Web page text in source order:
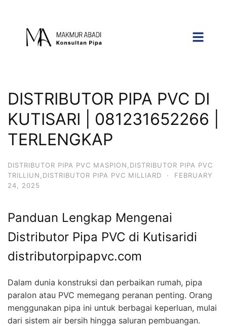
DISTRIBUTOR PIPA PVC DI
KUTISARI | 081231652266 |
TERLENGKAP
DISTRIBUTOR PIPA PVC MASPION,DISTRIBUTOR PIPA PVC
TRILLIUN,DISTRIBUTOR PIPA PVC MILLIARD
·
FEBRUARY
24, 2025
Panduan Lengkap Mengenai
Distributor Pipa PVC di Kutisaridi
distributorpipapvc.com
Dalam dunia konstruksi dan perbaikan rumah, pipa
paralon atau PVC memegang peranan penting. Orang
menggunakan pipa ini untuk berbagai keperluan, mulai
dari sistem air bersih hingga saluran pembuangan.